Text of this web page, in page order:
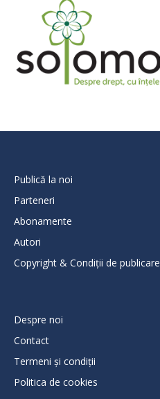
Publică la noi
Parteneri
Abonamente
Autori
Copyright & Condiții de publicare
Despre noi
Contact
Termeni și condiții
Politica de cookies